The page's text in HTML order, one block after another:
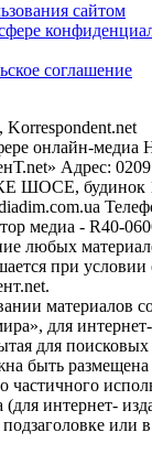
сайтом
соглашение
онлайн-медиа
Адрес:
ШОСЕ, будинок
медиа - R40-
любых
при
материалов
для интернет-
для
быть размещена
частичного
(для интернет-
или